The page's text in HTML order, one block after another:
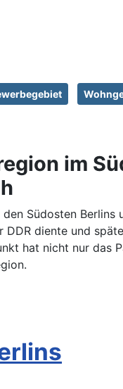
im
Südosten
diente und
hat nicht nur das